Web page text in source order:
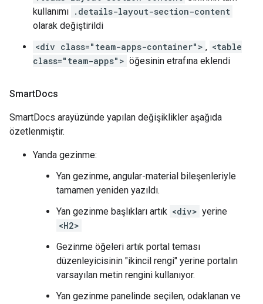
kullanımı .details-layout-section-content
olarak değiştirildi
<div class="team-apps-container"> , <table
class="team-apps"> öğesinin etrafına eklendi
SmartDocs
SmartDocs arayüzünde yapılan değişiklikler aşağıda
özetlenmiştir.
Yanda gezinme:
Yan gezinme, angular-material bileşenleriyle
tamamen yeniden yazıldı.
Yan gezinme başlıkları artık <div> yerine
<H2>
Gezinme öğeleri artık portal teması
düzenleyicisinin "ikincil rengi" yerine portalın
varsayılan metin rengini kullanıyor.
Yan gezinme panelinde seçilen, odaklanan ve